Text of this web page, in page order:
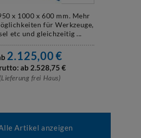
x 1000 x 600 mm. Mehr
für Werkzeuge,
etc und gleichzeitig ...
2.125,00€
ab 2.528,75 €
(Lieferung frei Haus)
Artikel anzeigen